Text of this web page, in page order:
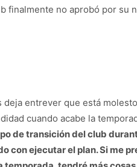
finalmente no aprobó por su
deja entrever que está
cuando acabe la
de transición del club
con ejecutar el plan. Si me